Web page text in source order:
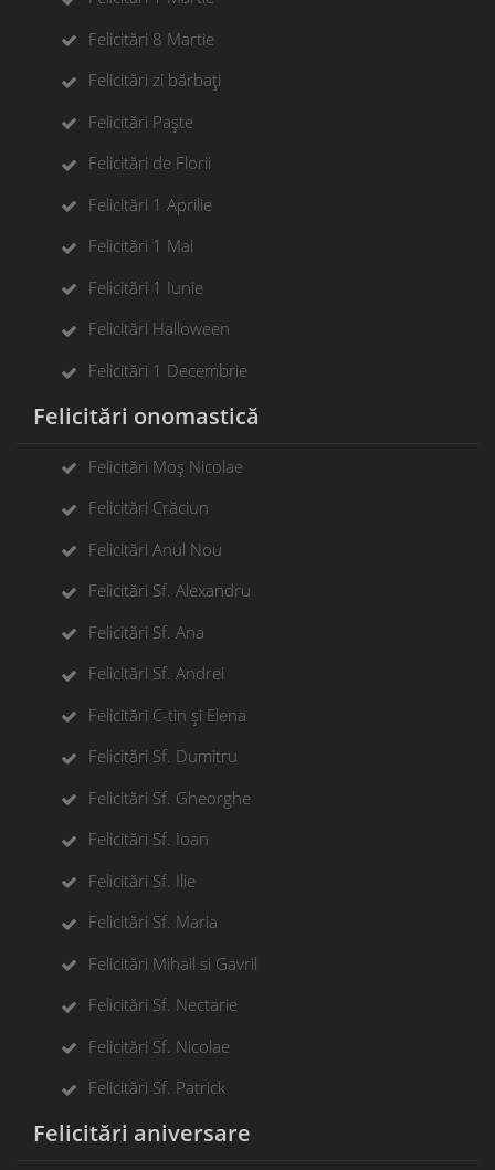
Felicitări 8 Martie
Felicitări zi bărbați
Felicitări Paște
Felicitări de Florii
Felicitări 1 Aprilie
Felicitări 1 Mai
Felicitări 1 Iunie
Felicitări Halloween
Felicitări 1 Decembrie
Felicitări onomastică
Felicitări Moș Nicolae
Felicitări Crăciun
Felicitări Anul Nou
Felicitări Sf. Alexandru
Felicitări Sf. Ana
Felicitări Sf. Andrei
Felicitări C-tin și Elena
Felicitări Sf. Dumitru
Felicitări Sf. Gheorghe
Felicitări Sf. Ioan
Felicitări Sf. Ilie
Felicitări Sf. Maria
Felicitări Mihail si Gavril
Felicitări Sf. Nectarie
Felicitări Sf. Nicolae
Felicitări Sf. Patrick
Felicitări aniversare